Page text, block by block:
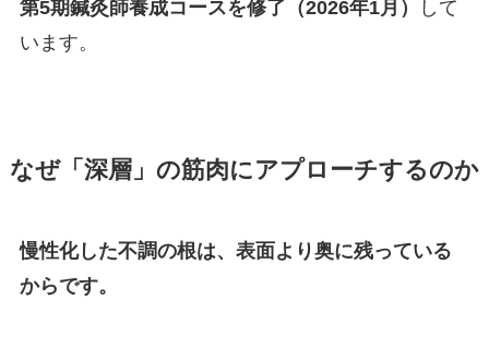
第5期鍼灸師養成コースを修了（2026年1月）
して
います。
なぜ「深層」の筋肉にアプローチするのか
慢性化した不調の根は、表面より奥に残っている
からです。